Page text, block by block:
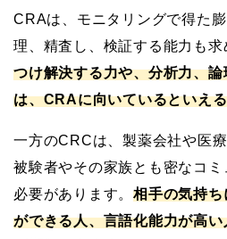
CRAは、モニタリングで得た
理、精査し、検証する能力も
つけ解決する力や、分析力、
は、CRAに向いているといえ
一方のCRCは、製薬会社や医
被験者やその家族とも密なコ
必要があります。相手の気持
ができる人、言語化能力が高